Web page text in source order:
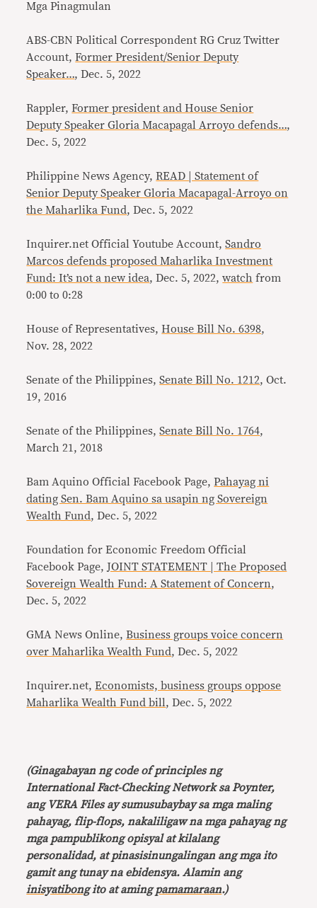
Mga Pinagmulan
ABS-CBN Political Correspondent RG Cruz Twitter
Account,Former President/Senior Deputy
Speaker…, Dec. 5, 2022
Rappler,Former president and House Senior
Deputy Speaker Gloria Macapagal Arroyo defends…,
Dec. 5, 2022
Philippine News Agency,READ | Statement of
Senior Deputy Speaker Gloria Macapagal-Arroyo on
the Maharlika Fund, Dec. 5, 2022
Inquirer.net Official Youtube Account,Sandro
Marcos defends proposed Maharlika Investment
Fund: It’s not a new idea, Dec. 5, 2022,watch from
0:00 to 0:28
House of Representatives,House Bill No. 6398,
Nov. 28, 2022
Senate of the Philippines,Senate Bill No. 1212, Oct.
19, 2016
Senate of the Philippines,Senate Bill No. 1764,
March 21, 2018
Bam Aquino Official Facebook Page,Pahayag ni
dating Sen. Bam Aquino sa usapin ng Sovereign
Wealth Fund, Dec. 5, 2022
Foundation for Economic Freedom Official
Facebook Page,JOINT STATEMENT | The Proposed
Sovereign Wealth Fund: A Statement of Concern,
Dec. 5, 2022
GMA News Online,Business groups voice concern
over Maharlika Wealth Fund, Dec. 5, 2022
Inquirer.net,Economists, business groups oppose
Maharlika Wealth Fund bill , Dec. 5, 2022
(Ginagabayan ng code of principles ng
International Fact-Checking Network sa Poynter,
ang VERA Files ay sumusubaybay sa mga maling
pahayag, flip-flops, nakaliligaw na mga pahayag ng
mga pampublikong opisyal at kilalang
personalidad, at pinasisinungalingan ang mga ito
gamit ang tunay na ebidensya. Alamin ang
inisyatibongito at amingpamamaraan.)